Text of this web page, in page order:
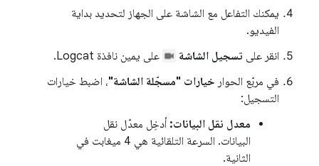
يمكنك التفاعل مع الشاشة على الجهاز لتحديد بداية
الفيديو.
انقر على تسجيل الشاشة
على يمين نافذة Logcat.
في مربّع الحوار خيارات "مسجّلة الشاشة"، اضبط خيارات
التسجيل:
معدل نقل البيانات: أدخِل معدّل نقل
البيانات. السرعة التلقائية هي 4 ميغابت في
الثانية.